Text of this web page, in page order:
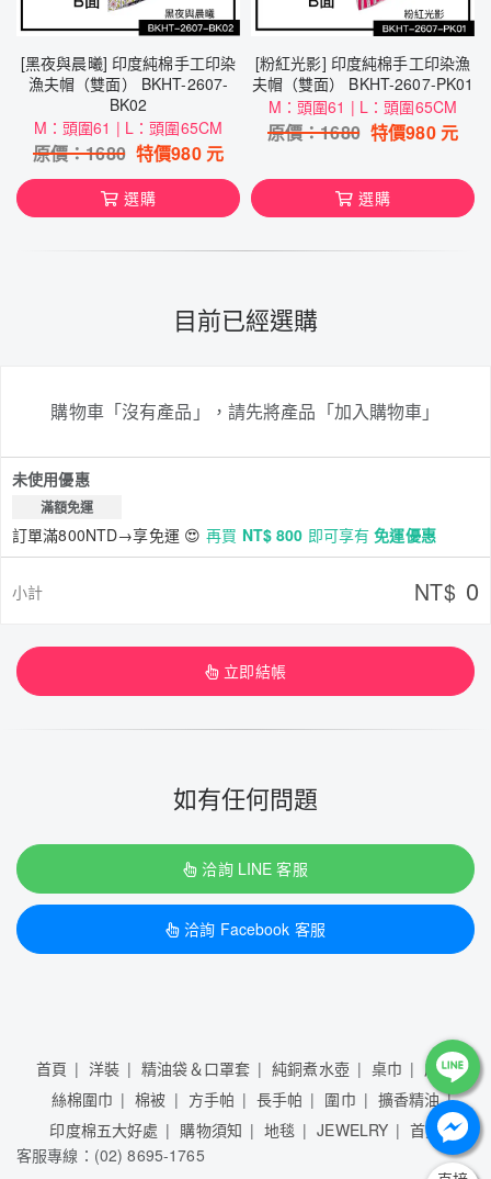
[黑夜與晨曦] 印度純棉手工印染
漁夫帽（雙面） BKHT-2607-
BK02
M：頭圍61 | L：頭圍65CM
原價：1680 特價980元
選購
[粉紅光影] 印度純棉手工印染漁
夫帽（雙面） BKHT-2607-PK01
M：頭圍61 | L：頭圍65CM
原價：1680 特價980元
選購
目前已經選購
購物車「沒有產品」，請先將產品「加入購物車」
未使用優惠
滿額免運
訂單滿800NTD→享免運 😍 再買 NT$ 800 即可享有免運優惠
小計 NT$ 0
立即結帳
如有任何問題
洽詢 LINE 客服
洽詢 Facebook 客服
首頁 洋裝 精油袋＆口罩套 純銅煮水壺 桌巾
床單
絲棉圍巾
棉被 方手帕 長手帕 圍巾
擴香精油
印度棉五大好處
購物須知 地毯 JEWELRY
首頁
客服專線：(02) 8695-1765